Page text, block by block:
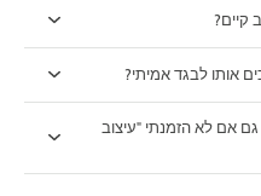
קיים?
אותו לבגד אמיתי?
אם לא הזמנתי "עיצוב